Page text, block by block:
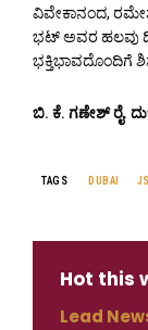
ವಿವೇಕಾನಂದ,
ಭಟ್ ಅವರ ಹಲವು
ಭಕ್ತಿಭಾವದೊಂದಿಗೆ
ಬಿ. ಕೆ. ಗಣೇಶ್ ರೈ.
TAGS DUBAI
Hot this
Lead